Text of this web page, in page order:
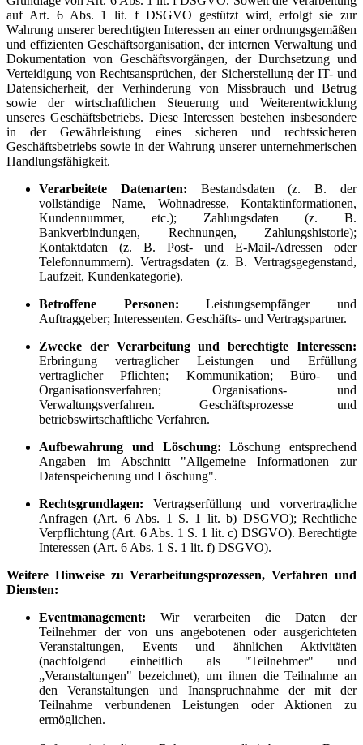
auf Art. 6 Abs. 1 lit. f DSGVO gestützt wird, erfolgt sie zur
Wahrung unserer berechtigten Interessen an einer ordnungsgemäßen
und effizienten Geschäftsorganisation, der internen Verwaltung und
Dokumentation von Geschäftsvorgängen, der Durchsetzung und
Verteidigung von Rechtsansprüchen, der Sicherstellung der IT- und
Datensicherheit, der Verhinderung von Missbrauch und Betrug
sowie der wirtschaftlichen Steuerung und Weiterentwicklung
unseres Geschäftsbetriebs. Diese Interessen bestehen insbesondere
in der Gewährleistung eines sicheren und rechtssicheren
Geschäftsbetriebs sowie in der Wahrung unserer unternehmerischen
Handlungsfähigkeit.
Verarbeitete Datenarten: Bestandsdaten (z. B. der
vollständige Name, Wohnadresse, Kontaktinformationen,
Kundennummer, etc.); Zahlungsdaten (z. B.
Bankverbindungen, Rechnungen, Zahlungshistorie);
Kontaktdaten (z. B. Post- und E-Mail-Adressen oder
Telefonnummern). Vertragsdaten (z. B. Vertragsgegenstand,
Laufzeit, Kundenkategorie).
Betroffene Personen: Leistungsempfänger und
Auftraggeber; Interessenten. Geschäfts- und Vertragspartner.
Zwecke der Verarbeitung und berechtigte Interessen:
Erbringung vertraglicher Leistungen und Erfüllung
vertraglicher Pflichten; Kommunikation; Büro- und
Organisationsverfahren; Organisations- und
Verwaltungsverfahren. Geschäftsprozesse und
betriebswirtschaftliche Verfahren.
Aufbewahrung und Löschung: Löschung entsprechend
Angaben im Abschnitt "Allgemeine Informationen zur
Datenspeicherung und Löschung".
Rechtsgrundlagen: Vertragserfüllung und vorvertragliche
Anfragen (Art. 6 Abs. 1 S. 1 lit. b) DSGVO); Rechtliche
Verpflichtung (Art. 6 Abs. 1 S. 1 lit. c) DSGVO). Berechtigte
Interessen (Art. 6 Abs. 1 S. 1 lit. f) DSGVO).
Weitere Hinweise zu Verarbeitungsprozessen, Verfahren und
Diensten:
Eventmanagement: Wir verarbeiten die Daten der
Teilnehmer der von uns angebotenen oder ausgerichteten
Veranstaltungen, Events und ähnlichen Aktivitäten
(nachfolgend einheitlich als "Teilnehmer" und
„Veranstaltungen" bezeichnet), um ihnen die Teilnahme an
den Veranstaltungen und Inanspruchnahme der mit der
Teilnahme verbundenen Leistungen oder Aktionen zu
ermöglichen.